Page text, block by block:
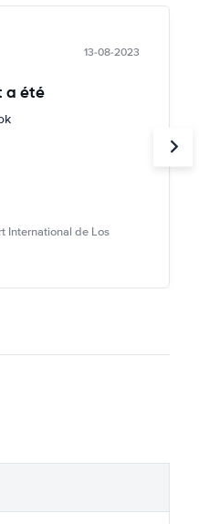
13-08-2023
a été
International de Los